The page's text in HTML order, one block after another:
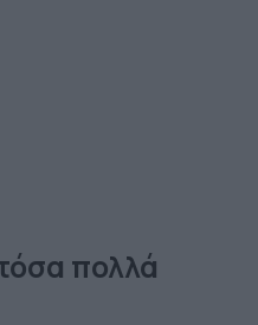
πολλά